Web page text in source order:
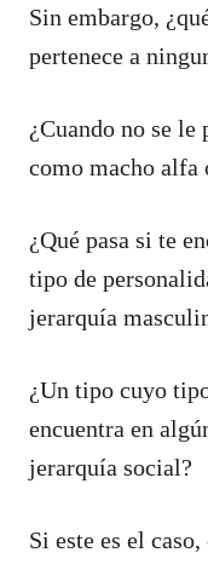
Sin embargo,
pertenece a
¿Cuando no se
como macho alfa
¿Qué pasa si te
tipo de
jerarquía
¿Un tipo cuyo
encuentra en
jerarquía social?
Si este es el